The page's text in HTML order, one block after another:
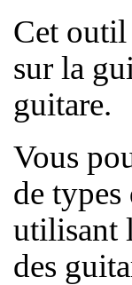
Cet outil
sur la
guitare.
Vous
de
utilisant
des